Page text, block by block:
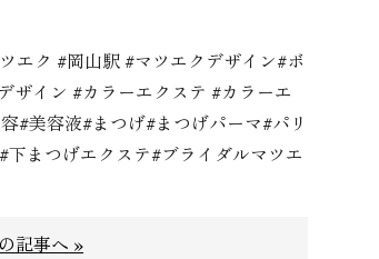
エク #岡山駅 #マツエクデザイン#ボ
ザイン #カラーエクステ #カラーエ
#美容液#まつげ#まつげパーマ#パリ
まつげエクステ#ブライダルマツエ
記事へ »